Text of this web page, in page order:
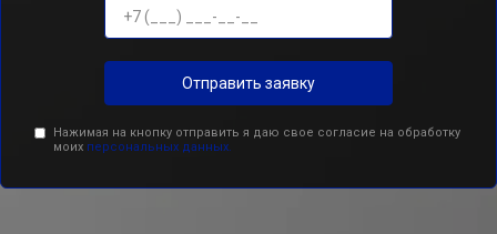
Отправить заявку
Нажимая на кнопку отправить я даю свое согласие на обработку
моих персональных данных.